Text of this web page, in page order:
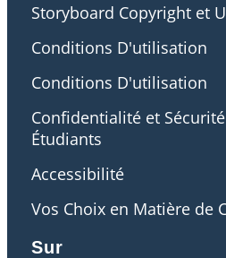
Sur
Storyboard Copyright et
Conditions D'utilisation
Conditions D'utilisation
Confidentialité et
Étudiants
Accessibilité
Vos Choix en Matière de